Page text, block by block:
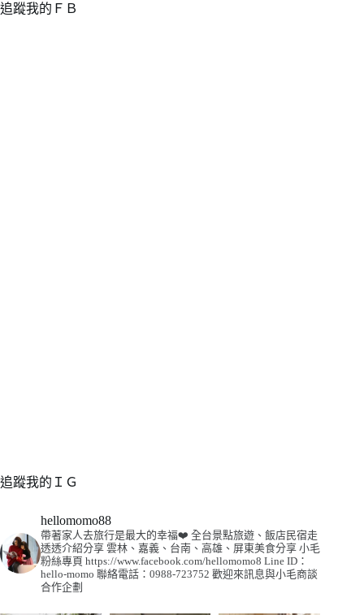
類
追蹤我的ＦＢ
追蹤我的ＩＧ
hellomomo88
帶著家人去旅行是最大的幸福❤️ 全台景點旅遊、飯店民宿走
透透介紹分享 雲林、嘉義、台南、高雄、屏東美食分享 小毛
粉絲專頁 https://www.facebook.com/hellomomo8 Line ID：
hello-momo 聯絡電話：0988-723752 歡迎來訊息與小毛商談
合作企劃